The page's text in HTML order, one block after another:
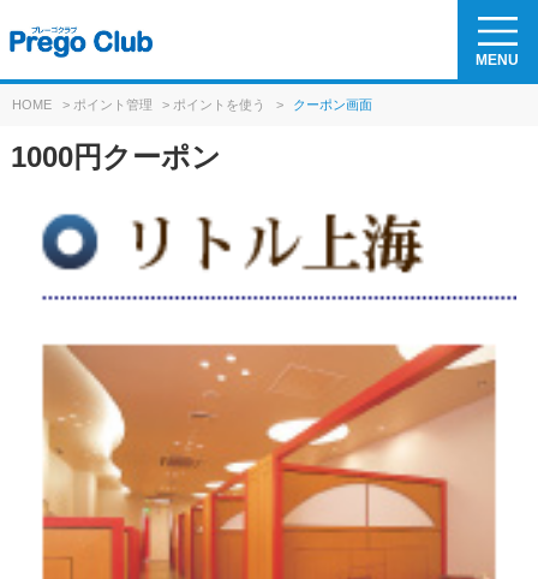
MENU
HOME > ポイント管理 > ポイントを使う > クーポン画面
1000円クーポン